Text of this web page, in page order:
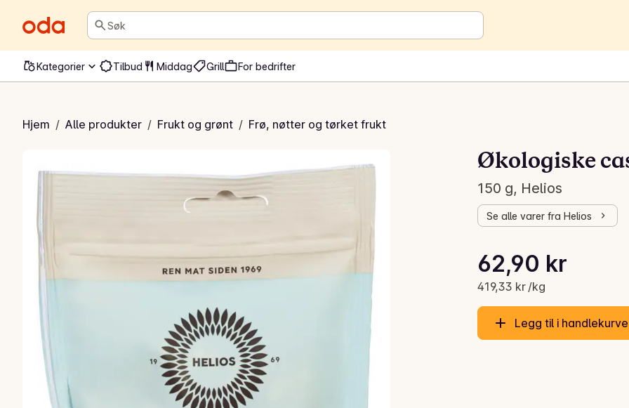
Søk
Kategorier Tilbud Middag Grill For bedrifter
Hjem / Alle produkter / Frukt og grønt / Frø, nøtter og tørket frukt
cashewnøtter
Økologiske
150 g, Helios
Se alle varer fra Helios
Gjeldende pris er: 62,90 kr
62,90 kr
419,33 kr /kg
Stykkpris: 419,33 kr /kg
Legg til i